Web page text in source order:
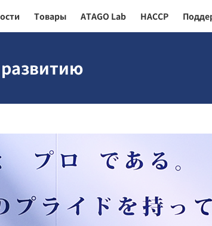
Товары ATAGO Lab HACCP
развитию